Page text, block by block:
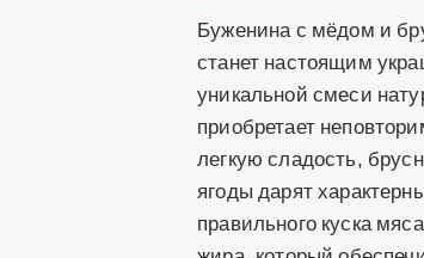
Буженина с мёдом и
станет настоящим
уникальной смеси
приобретает
легкую сладость,
ягоды дарят
правильного куска